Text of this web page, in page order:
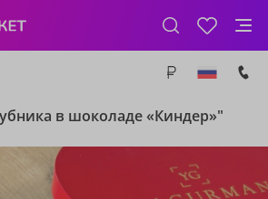
в шоколаде «Киндер»"